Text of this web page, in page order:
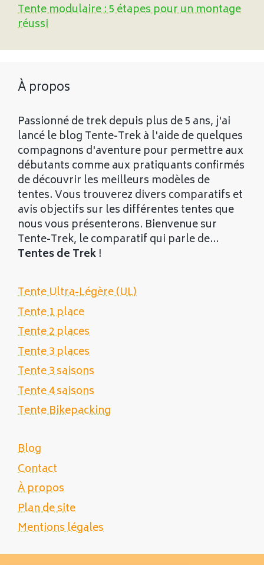
Tente modulaire : 5 étapes pour un montage
réussi
À propos
Passionné de trek depuis plus de 5 ans, j'ai
lancé le blog Tente-Trek à l'aide de quelques
compagnons d'aventure pour permettre aux
débutants comme aux pratiquants confirmés
de découvrir les meilleurs modèles de
tentes. Vous trouverez divers comparatifs et
avis objectifs sur les différentes tentes que
nous vous présenterons. Bienvenue sur
Tente-Trek, le comparatif qui parle de...
Tentes de Trek !
Tente Ultra-Légère (UL)
Tente 1 place
Tente 2 places
Tente 3 places
Tente 3 saisons
Tente 4 saisons
Tente Bikepacking
Blog
Contact
À propos
Plan de site
Mentions légales